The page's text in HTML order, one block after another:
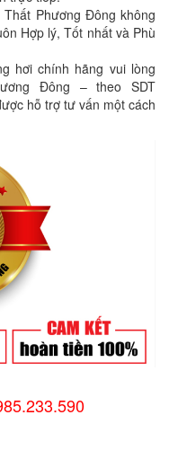
Phương Đông không
Hợp lý, Tốt nhất và Phù
hơi chính hãng vui lòng
Đông – theo SDT
hỗ trợ tư vấn một cách